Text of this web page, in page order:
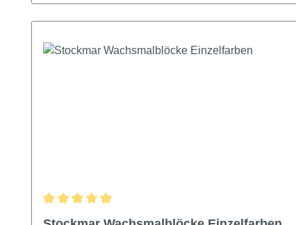
Durchschnittliche Bewertung von 4.97 von 5 Sternen